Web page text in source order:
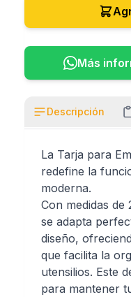
Más
Descripción
La Tarja para
redefine la
moderna.
Con medidas
se adapta
diseño,
que facilita la
utensilios. Este
para mantener